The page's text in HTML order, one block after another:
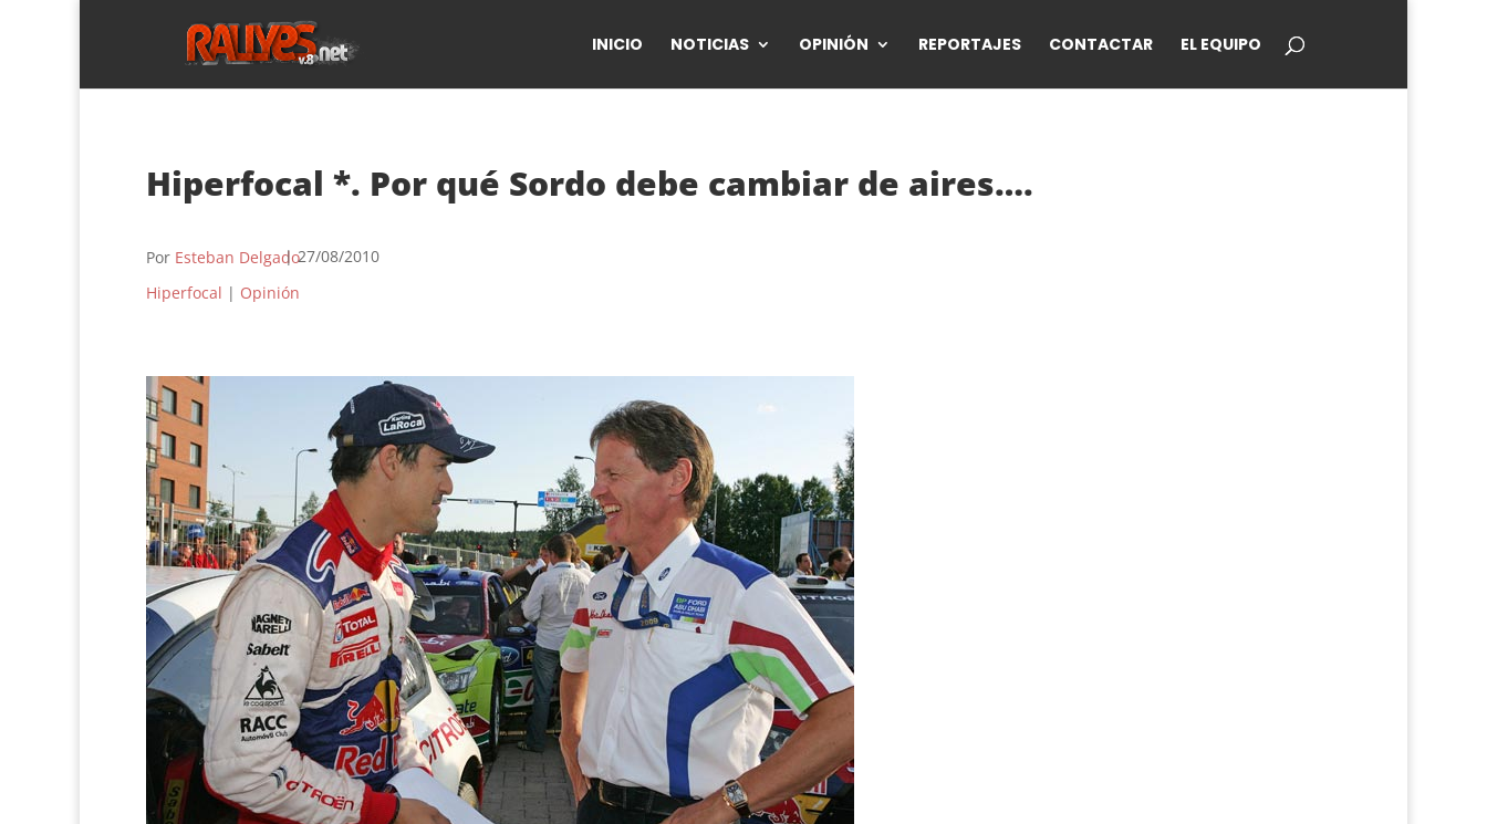
INICIO NOTICIAS OPINIÓN REPORTAJES CONTACTAR EL EQUIPO
Hiperfocal *. Por qué Sordo debe cambiar de aires….
Por Esteban Delgado| 27/08/2010
Hiperfocal | Opinión